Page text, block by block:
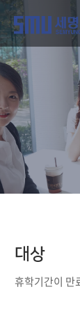
대상
휴학기간이 만